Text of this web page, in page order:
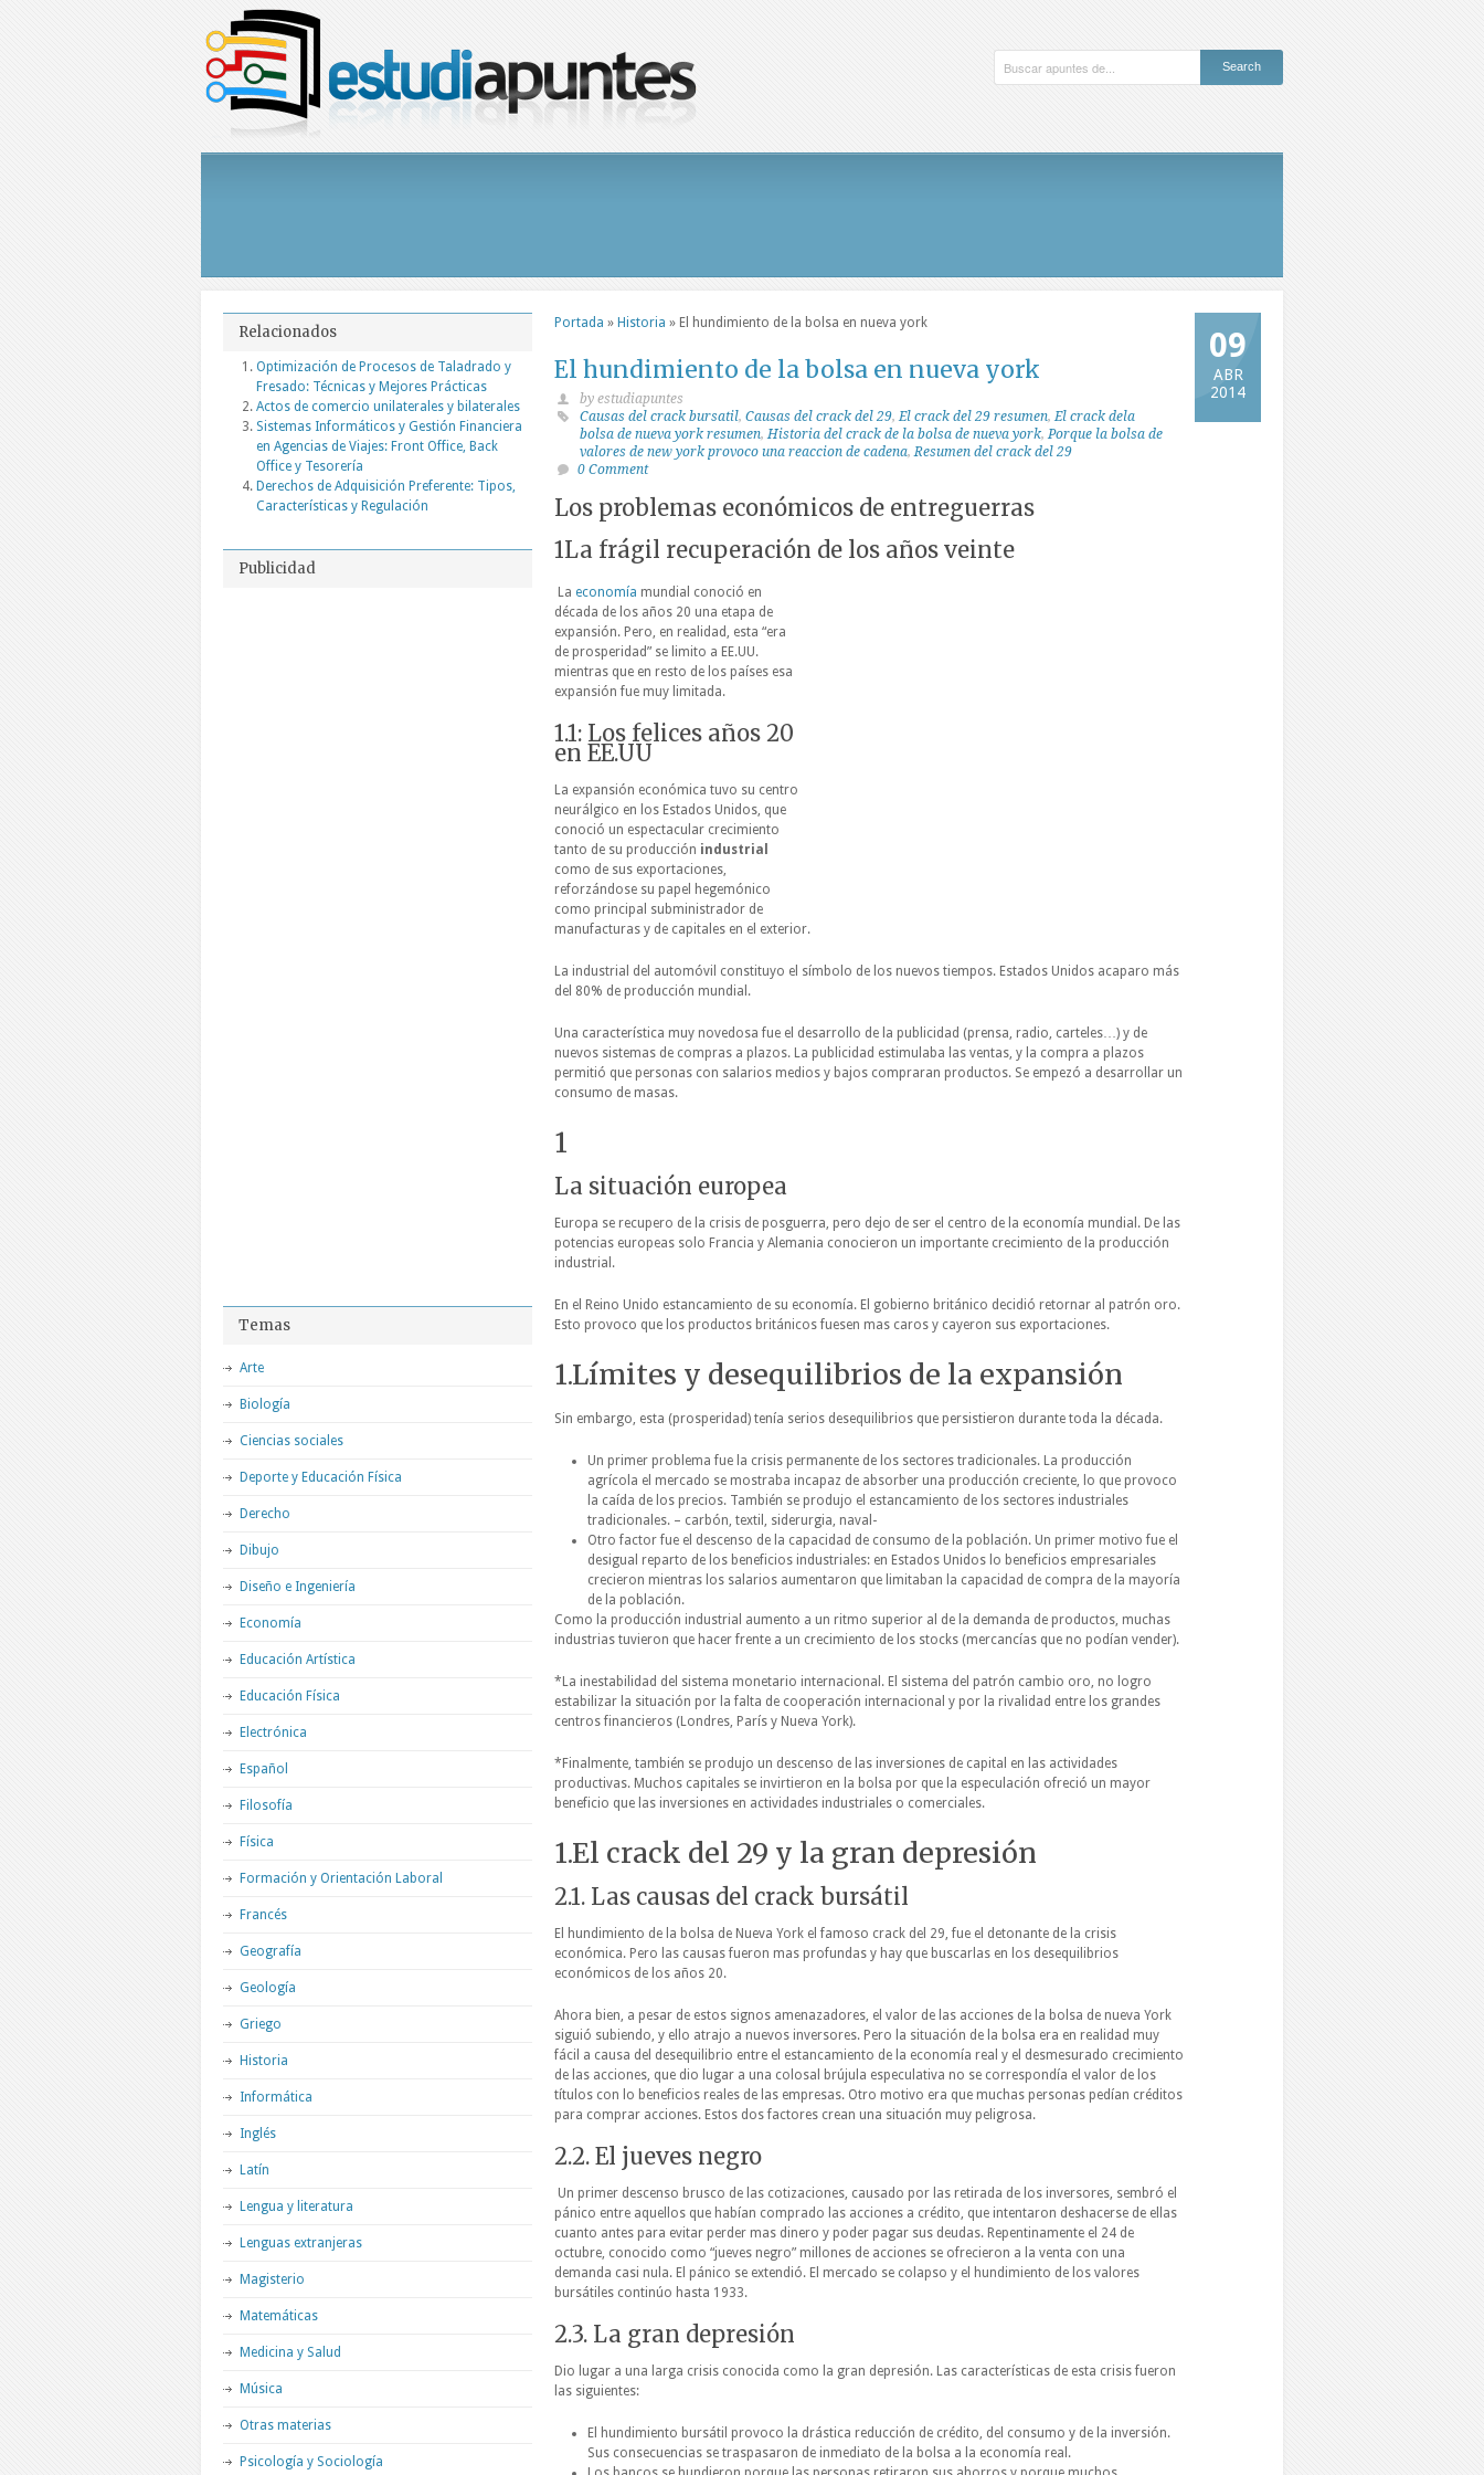
09
ABR
2014
Portada » Historia » El hundimiento de la bolsa en nueva york
El hundimiento de la bolsa en nueva york
by estudiapuntes
Causas del crack bursatil, Causas del crack del 29,El crack del 29 resumen,El crack dela
bolsa de nueva york resumen,Historia del crack de la bolsa de nueva york,Porque la bolsa de
valores de new york provoco una reaccion de cadena,Resumen del crack del 29
0 Comment
Los problemas económicos de entreguerras
1La frágil recuperación de los años veinte
La economía mundial conoció en
década de los años 20 una etapa de
expansión. Pero, en realidad, esta “era
de prosperidad” se limito a EE.UU.
mientras que en resto de los países esa
expansión fue muy limitada.
1.1: Los felices años 20
en EE.UU
La expansión económica tuvo su centro
neurálgico en los Estados Unidos, que
conoció un espectacular crecimiento
tanto de su producción industrial
como de sus exportaciones,
reforzándose su papel hegemónico
como principal subministrador de
manufacturas y de capitales en el exterior.
La industrial del automóvil constituyo el símbolo de los nuevos tiempos. Estados Unidos acaparo más
del 80% de producción mundial.
Una característica muy novedosa fue el desarrollo de la publicidad (prensa, radio, carteles…) y de
nuevos sistemas de compras a plazos. La publicidad estimulaba las ventas, y la compra a plazos
permitió que personas con salarios medios y bajos compraran productos. Se empezó a desarrollar un
consumo de masas.
1
La situación europea
Europa se recupero de la crisis de posguerra, pero dejo de ser el centro de la economía mundial. De las
potencias europeas solo Francia y Alemania conocieron un importante crecimiento de la producción
industrial.
En el Reino Unido estancamiento de su economía. El gobierno británico decidió retornar al patrón oro.
Esto provoco que los productos británicos fuesen mas caros y cayeron sus exportaciones.
1.Límites y desequilibrios de la expansión
Sin embargo, esta (prosperidad) tenía serios desequilibrios que persistieron durante toda la década.
Un primer problema fue la crisis permanente de los sectores tradicionales. La producción
agrícola el mercado se mostraba incapaz de absorber una producción creciente, lo que provoco
la caída de los precios. También se produjo el estancamiento de los sectores industriales
tradicionales. – carbón, textil, siderurgia, naval-
Otro factor fue el descenso de la capacidad de consumo de la población. Un primer motivo fue el
desigual reparto de los beneficios industriales: en Estados Unidos lo beneficios empresariales
crecieron mientras los salarios aumentaron que limitaban la capacidad de compra de la mayoría
de la población.
Como la producción industrial aumento a un ritmo superior al de la demanda de productos, muchas
industrias tuvieron que hacer frente a un crecimiento de los stocks (mercancías que no podían vender).
*La inestabilidad del sistema monetario internacional. El sistema del patrón cambio oro, no logro
estabilizar la situación por la falta de cooperación internacional y por la rivalidad entre los grandes
centros financieros (Londres, París y Nueva York).
*Finalmente, también se produjo un descenso de las inversiones de capital en las actividades
productivas. Muchos capitales se invirtieron en la bolsa por que la especulación ofreció un mayor
beneficio que las inversiones en actividades industriales o comerciales.
1.El crack del 29 y la gran depresión
2.1. Las causas del crack bursátil
El hundimiento de la bolsa de Nueva York el famoso crack del 29, fue el detonante de la crisis
económica. Pero las causas fueron mas profundas y hay que buscarlas en los desequilibrios
económicos de los años 20.
Ahora bien, a pesar de estos signos amenazadores, el valor de las acciones de la bolsa de nueva York
siguió subiendo, y ello atrajo a nuevos inversores. Pero la situación de la bolsa era en realidad muy
fácil a causa del desequilibrio entre el estancamiento de la economía real y el desmesurado crecimiento
de las acciones, que dio lugar a una colosal brújula especulativa no se correspondía el valor de los
títulos con lo beneficios reales de las empresas. Otro motivo era que muchas personas pedían créditos
para comprar acciones. Estos dos factores crean una situación muy peligrosa.
2.2. El jueves negro
Un primer descenso brusco de las cotizaciones, causado por las retirada de los inversores, sembró el
pánico entre aquellos que habían comprado las acciones a crédito, que intentaron deshacerse de ellas
cuanto antes para evitar perder mas dinero y poder pagar sus deudas. Repentinamente el 24 de
octubre, conocido como “jueves negro” millones de acciones se ofrecieron a la venta con una
demanda casi nula. El pánico se extendió. El mercado se colapso y el hundimiento de los valores
bursátiles continúo hasta 1933.
2.3. La gran depresión
Dio lugar a una larga crisis conocida como la gran depresión. Las características de esta crisis fueron
las siguientes:
El hundimiento bursátil provoco la drástica reducción de crédito, del consumo y de la inversión.
Sus consecuencias se traspasaron de inmediato de la bolsa a la economía real.
Relacionados
Optimización de Procesos de Taladrado y
Fresado: Técnicas y Mejores Prácticas
Actos de comercio unilaterales y bilaterales
Sistemas Informáticos y Gestión Financiera
en Agencias de Viajes: Front Office, Back
Office y Tesorería
Derechos de Adquisición Preferente: Tipos,
Características y Regulación
Publicidad
Temas
Arte
Biología
Ciencias sociales
Deporte y Educación Física
Derecho
Dibujo
Diseño e Ingeniería
Economía
Educación Artística
Educación Física
Electrónica
Español
Filosofía
Física
Formación y Orientación Laboral
Francés
Geografía
Geología
Griego
Historia
Informática
Inglés
Latín
Lengua y literatura
Lenguas extranjeras
Magisterio
Matemáticas
Medicina y Salud
Música
Otras materias
Psicología y Sociología